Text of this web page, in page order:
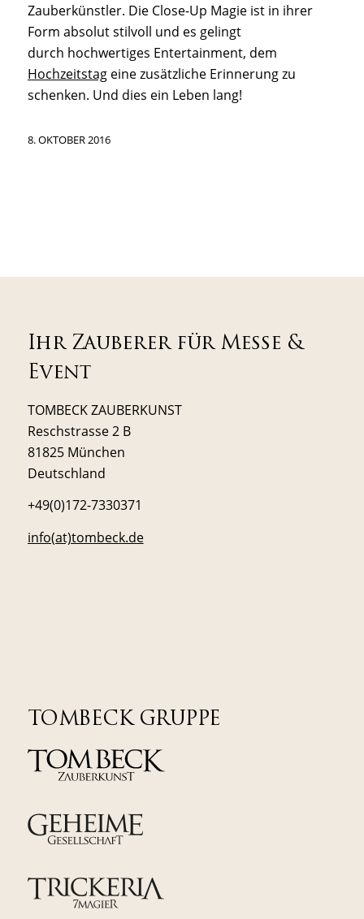
Zauberkünstler. Die Close-Up Magie ist in ihrer
Form absolut stilvoll und es gelingt
durch hochwertiges Entertainment, dem
Hochzeitstageine zusätzliche Erinnerung zu
schenken. Und dies ein Leben lang!
8. OKTOBER 2016
Ihr Zauberer für Messe &
Event
TOMBECK ZAUBERKUNST
Reschstrasse 2 B
81825 München
Deutschland
+49(0)172-7330371
info(at)tombeck.de
TOMBECK GRUPPE